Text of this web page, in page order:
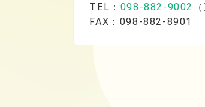
TEL： 098-882-9002
FAX：098-882-8901